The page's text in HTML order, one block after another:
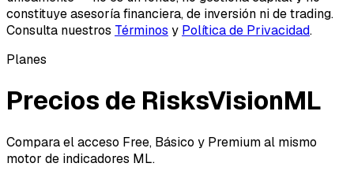
constituye asesoría financiera, de inversión ni de trading.
Consulta nuestros Términos y Política de Privacidad.
Planes
Precios de RisksVisionML
Compara el acceso Free, Básico y Premium al mismo
motor de indicadores ML.